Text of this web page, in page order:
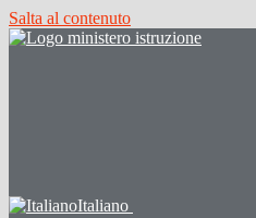
Salta al contenuto
Italiano